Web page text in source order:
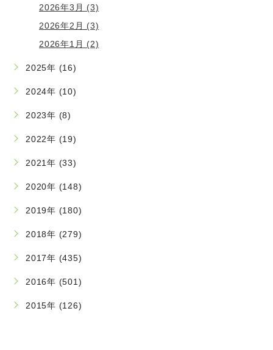
2026年3月 (3)
2026年2月 (3)
2026年1月 (2)
2025年 (16)
2024年 (10)
2023年 (8)
2022年 (19)
2021年 (33)
2020年 (148)
2019年 (180)
2018年 (279)
2017年 (435)
2016年 (501)
2015年 (126)